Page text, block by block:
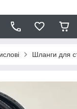
Шланги для